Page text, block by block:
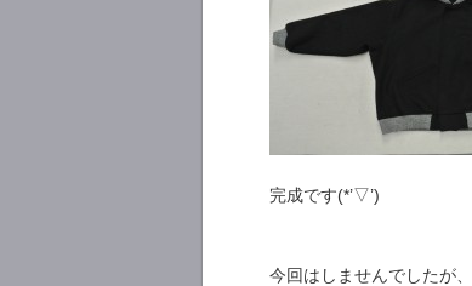
完成です(*’▽’)
今回はしませんでしたが